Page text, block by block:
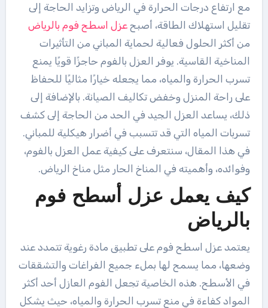
مع ارتفاع درجات الحرارة في الرياض وتزايد الحاجة إلى
تقليل استهلاك الطاقة، أصبح عزل اسطح فوم بالرياض
من أكثر الحلول فعالية لحماية المباني من التأثيرات
المناخية القاسية. يوفر العزل بالفوم حاجزًا قويًا يمنع
تسرب الحرارة والمياه، مما يجعله خيارًا مثاليًا للحفاظ
على راحة المنزل وخفض تكاليف الصيانة. بالإضافة إلى
ذلك، يساعد العزل الجيد في الحد من الحاجة إلى كشف
تسربات المياه التي قد تتسبب في أضرار هيكلية للمباني.
في هذا المقال، سنتعرف على كيفية عمل العزل بالفوم،
وفوائده، وأهميته في المناخ الحار مثل مناخ الرياض.
كيف يعمل عزل أسطح فوم
بالرياض
يعتمد عزل اسطح فوم على تطبيق مادة رغوية تتمدد عند
وضعها، مما يسمح لها بملء جميع الفراغات والتشققات
في الأسطح. هذه الخاصية تجعل الفوم العازل أحد أكثر
المواد كفاءة في منع تسرب الحرارة والمياه، حيث يشكل